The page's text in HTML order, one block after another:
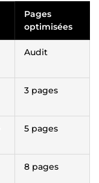
Pages
optimisées
Audit
3 pages
5 pages
8 pages